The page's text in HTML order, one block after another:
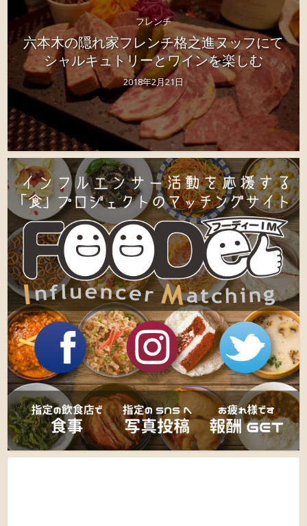
フレンチ
六本木の隠れ家フレンチ格之進ヌッフにて
シャルキュトリーとワインを楽しむ
2018年2月21日